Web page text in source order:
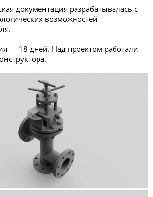
документация разрабатывалась с
возможностей
— 18 дней. Над проектом работали